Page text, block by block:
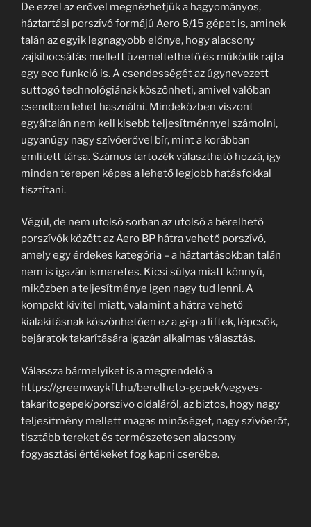
De ezzel az erővel megnézhetjük a hagyományos,
háztartási porszívó formájú Aero 8/15 gépet is, aminek
talán az egyik legnagyobb előnye, hogy alacsony
zajkibocsátás mellett üzemeltethető és működik rajta
egy eco funkció is. A csendességét az úgynevezett
suttogó technológiának köszönheti, amivel valóban
csendben lehet használni. Mindeközben viszont
egyáltalán nem kell kisebb teljesítménnyel számolni,
ugyanúgy nagy szívóerővel bír, mint a korábban
említett társa. Számos tartozék választható hozzá, így
minden terepen képes a lehető legjobb hatásfokkal
tisztítani.
Végül, de nem utolsó sorban az utolsó a bérelhető
porszívók között az Aero BP hátra vehető porszívó,
amely egy érdekes kategória – a háztartásokban talán
nem is igazán ismeretes. Kicsi súlya miatt könnyű,
miközben a teljesítménye igen nagy tud lenni. A
kompakt kivitel miatt, valamint a hátra vehető
kialakításnak köszönhetően ez a gép a liftek, lépcsők,
bejáratok takarítására igazán alkalmas választás.
Válassza bármelyiket is a megrendelő a
https://greenwaykft.hu/berelheto-gepek/vegyes-
takaritogepek/porszivo oldaláról, az biztos, hogy nagy
teljesítmény mellett magas minőséget, nagy szívóerőt,
tisztább tereket és természetesen alacsony
fogyasztási értékeket fog kapni cserébe.